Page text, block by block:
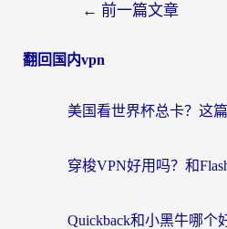
← 前一篇文章
翻回国内vpn